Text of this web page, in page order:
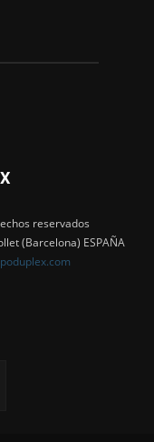
reservados
(Barcelona) ESPAÑA